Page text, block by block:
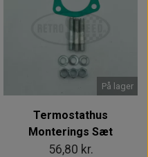
På lager
Termostathus
Monterings Sæt
56,80 kr.